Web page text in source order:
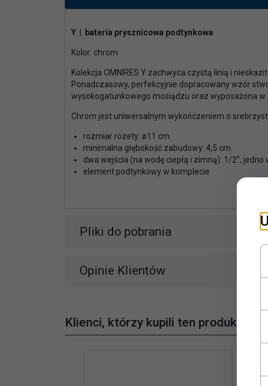
Y | bateria prysznicowa podtynkowa
Kolor: chrom
Kolekcja OMNIRES Y zachwyca czystą linią i
Ponadczasowy, perfekcyjnie dopracowany wzór
wysokogatunkowego mosiądzu oraz wyposażona w
Chrom jest uniwersalnym wykończeniem o
rozmiar rozety: ø11 cm
minimalna głębokość zabudowy: 4,5 cm
dwa wejścia (na wodę ciepłą i zimną): 1/2”,
element podtynkowy w komplecie
Pliki do pobrania
Opinie Klientów
Klienci, którzy kupili ten produkt